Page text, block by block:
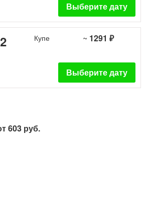
Выберите дату
Купе ~ 1291 ₽
Выберите дату
603 руб.